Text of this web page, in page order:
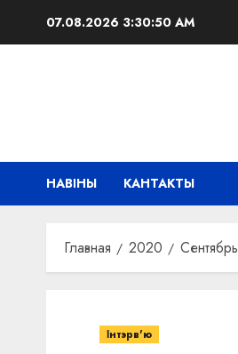
07.08.2026 3:30:51 AM
НАВІНЫ КАНТАКТЫ
Главная 2020 Сентябрь
Інтэрв'ю